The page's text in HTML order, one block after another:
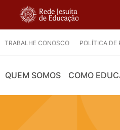
TRABALHE CONOSCO POLÍTICA DE
QUEM SOMOS COMO